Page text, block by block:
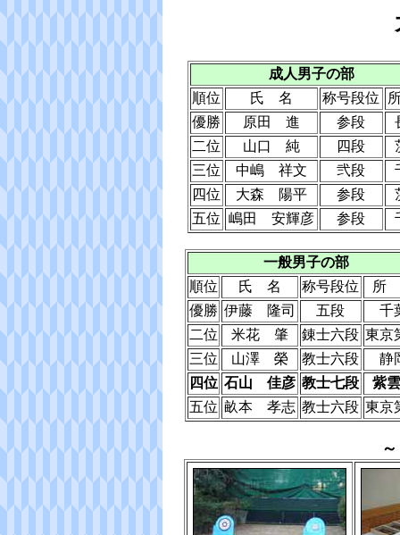
成人男子の部
順位
氏 名 称号段位
優勝
原田 進 参段
二位
山口 純 四段
三位
中嶋 祥文 弐段
四位
大森 陽平 参段
五位 嶋田 安輝彦 参段
一般男子の部
順位
氏 名 称号段位
所
優勝 伊藤 隆司 五段
千
二位
米花 肇 錬士六段 東京
三位
山澤 榮 教士六段
静
四位 石山 佳彦 教士七段
紫
五位 畝本 孝志 教士六段 東京